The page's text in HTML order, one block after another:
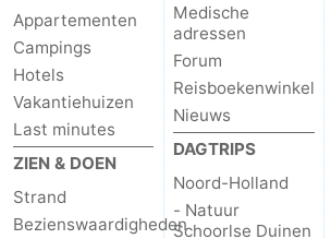
Appartementen
Campings
Hotels
Vakantiehuizen
Last minutes
ZIEN & DOEN
Strand
Bezienswaardigheden
Medische
adressen
Forum
Reisboekenwinkel
Nieuws
DAGTRIPS
Noord-Holland
- Natuur
Schoorlse Duinen